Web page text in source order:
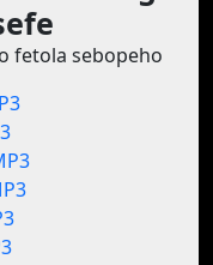
fetola sebopeho